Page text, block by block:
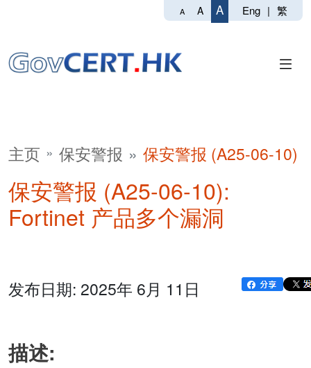
A A A Eng | 繁
主页 保安警报 保安警报 (A25-06-10)
保安警报 (A25-06-10):
Fortinet 产品多个漏洞
发布日期: 2025年 6月 11日
描述: